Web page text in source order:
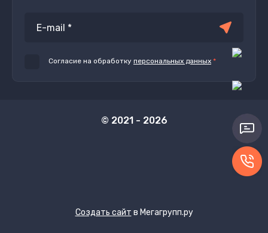
Согласие на обработку персональных данных *
© 2021 - 2026
Создать сайт в Мегагрупп.ру